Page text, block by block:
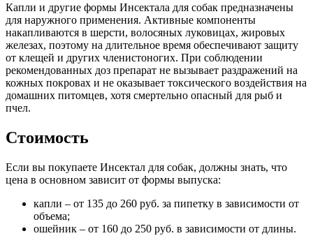
Капли и другие формы Инсектала для собак предназначены
для наружного применения. Активные компоненты
накапливаются в шерсти, волосяных луковицах, жировых
железах, поэтому на длительное время обеспечивают защиту
от клещей и других членистоногих. При соблюдении
рекомендованных доз препарат не вызывает раздражений на
кожных покровах и не оказывает токсического воздействия на
домашних питомцев, хотя смертельно опасный для рыб и
пчел.
Стоимость
Если вы покупаете Инсектал для собак, должны знать, что
цена в основном зависит от формы выпуска:
капли – от 135 до 260 руб. за пипетку в зависимости от
объема;
ошейник – от 160 до 250 руб. в зависимости от длины.